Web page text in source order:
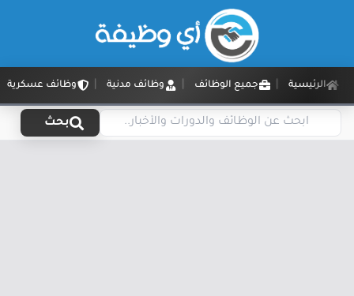
الرئيسية جميع الوظائف وظائف مدنية وظائف عسكرية
بحث